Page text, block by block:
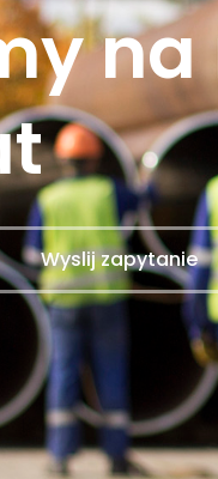
Wyslij zapytanie